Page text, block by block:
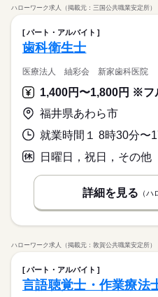
ハローワーク求人（掲載元：三国公共職業安定所）
パート・アルバイト
歯科衛生士
医療法人 紬彩会 新家歯科医院
福井県あわら市
日曜日，祝日，その他
詳細を見る （ハ
ハローワーク求人（掲載元：敦賀公共職業安定所）
パート・アルバイト
言語聴覚士・作業療法